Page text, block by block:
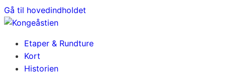
Gå til hovedindholdet
Etaper & Rundture
Kort
Historien